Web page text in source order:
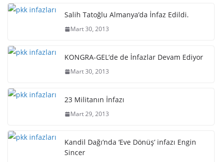
Salih Tatoğlu Almanya’da İnfaz Edildi.
Mart 30, 2013
KONGRA-GEL’de de İnfazlar Devam Ediyor
Mart 30, 2013
23 Militanın İnfazı
Mart 29, 2013
Kandil Dağı’nda ‘Eve Dönüş’ infazı Engin
Sincer